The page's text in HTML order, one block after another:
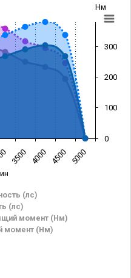
Нм
(лс)
(лс)
момент (Нм)
момент (Нм)
3500 4000 4500 5000
0
100
200
300